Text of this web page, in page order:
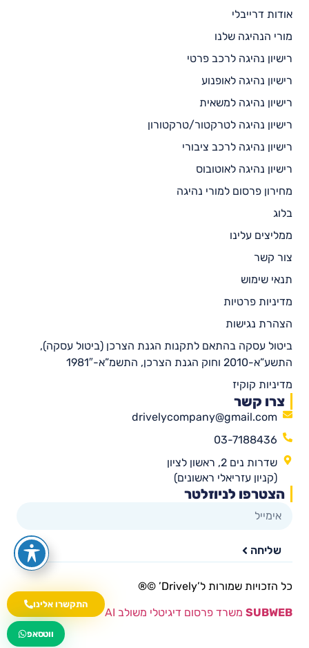
התקשרו אלינו
wa.me/535216644
ווטסאפ
אודות דרייבלי
מורי הנהיגה שלנו
רישיון נהיגה לרכב פרטי
רישיון נהיגה לאופנוע
רישיון נהיגה למשאית
רישיון נהיגה לטרקטור/טרקטורון
רישיון נהיגה לרכב ציבורי
רישיון נהיגה לאוטובוס
מחירון פרסום למורי נהיגה
בלוג
ממליצים עלינו
צור קשר
תנאי שימוש
מדיניות פרטיות
הצהרת נגישות
ביטול עסקה בהתאם לתקנות הגנת הצרכן (ביטול עסקה),
התשע”א-2010 וחוק הגנת הצרכן, התשמ”א-1981″
מדיניות קוקיז
צרו קשר
drivelycompany@gmail.com
03-7188436
שדרות נים 2, ראשון לציון
(קניון עזריאלי ראשונים)
הצטרפו לניוזלטר
שליחה
כל הזכויות שמורות ל’Drively’ ©®​
SUBWEB משרד פרסום דיגיטלי משולב AI